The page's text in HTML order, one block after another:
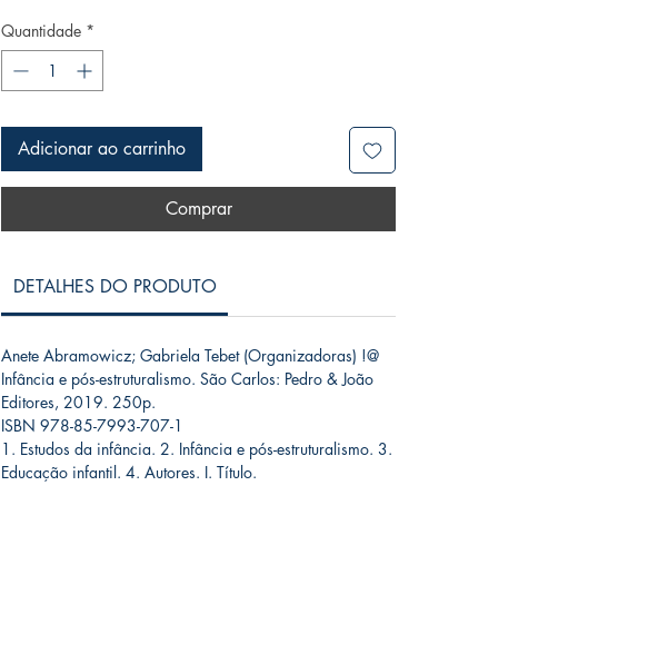
Quantidade *
Adicionar ao carrinho
Comprar
DETALHES DO PRODUTO
Anete Abramowicz; Gabriela Tebet (Organizadoras) !@
Infância e pós-estruturalismo. São Carlos: Pedro & João
Editores, 2019. 250p.
ISBN 978-85-7993-707-1
1. Estudos da infância. 2. Infância e pós-estruturalismo. 3.
Educação infantil. 4. Autores. I. Título.